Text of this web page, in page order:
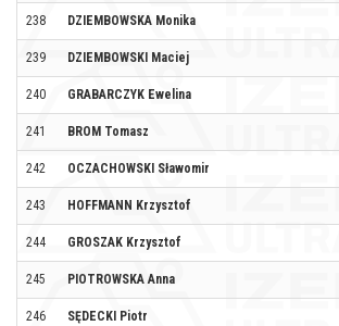
238 DZIEMBOWSKA Monika
239 DZIEMBOWSKI Maciej
240 GRABARCZYK Ewelina
241 BROM Tomasz
242 OCZACHOWSKI Sławomir
243 HOFFMANN Krzysztof
244 GROSZAK Krzysztof
245 PIOTROWSKA Anna
246 SĘDECKI Piotr